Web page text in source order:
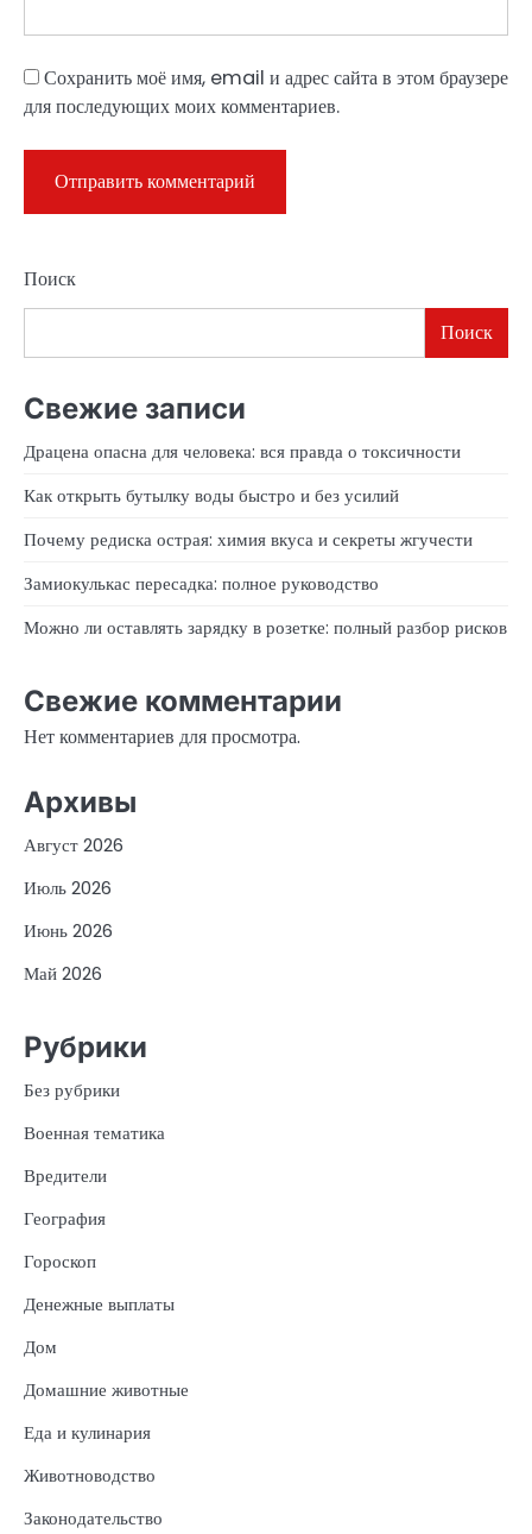
Сохранить моё имя, email и адрес сайта в этом браузере
для последующих моих комментариев.
Поиск
Поиск
Свежие записи
Драцена опасна для человека: вся правда о токсичности
Как открыть бутылку воды быстро и без усилий
Почему редиска острая: химия вкуса и секреты жгучести
Замиокулькас пересадка: полное руководство
Можно ли оставлять зарядку в розетке: полный разбор рисков
Свежие комментарии
Нет комментариев для просмотра.
Архивы
Август 2026
Июль 2026
Июнь 2026
Май 2026
Рубрики
Без рубрики
Военная тематика
Вредители
География
Гороскоп
Денежные выплаты
Дом
Домашние животные
Еда и кулинария
Животноводство
Законодательство